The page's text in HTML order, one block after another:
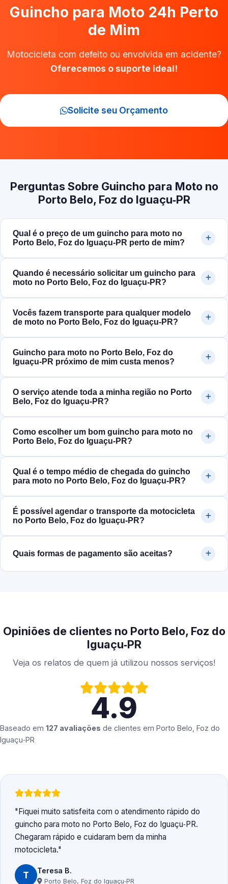
Guincho para Moto 24h Perto
de Mim
Motocicleta com defeito ou envolvida em acidente?
Oferecemos o suporte ideal!
Solicite seu Orçamento
Perguntas Sobre Guincho para Moto no
Porto Belo, Foz do Iguaçu‑PR
Qual é o preço de um guincho para moto no
Porto Belo, Foz do Iguaçu‑PR perto de mim?
Quando é necessário solicitar um guincho para
moto no Porto Belo, Foz do Iguaçu‑PR?
Vocês fazem transporte para qualquer modelo
de moto no Porto Belo, Foz do Iguaçu‑PR?
Guincho para moto no Porto Belo, Foz do
Iguaçu‑PR próximo de mim custa menos?
O serviço atende toda a minha região no Porto
Belo, Foz do Iguaçu‑PR?
Como escolher um bom guincho para moto no
Porto Belo, Foz do Iguaçu‑PR?
Qual é o tempo médio de chegada do guincho
para moto no Porto Belo, Foz do Iguaçu‑PR?
É possível agendar o transporte da motocicleta
no Porto Belo, Foz do Iguaçu‑PR?
Quais formas de pagamento são aceitas?
Opiniões de clientes no Porto Belo, Foz do
Iguaçu‑PR
Veja os relatos de quem já utilizou nossos serviços!
4.9
Baseado em 127 avaliações de clientes em Porto Belo, Foz do
Iguaçu‑PR
Fiquei muito satisfeita com o atendimento rápido do
guincho para moto no Porto Belo, Foz do Iguaçu‑PR.
Chegaram rápido e cuidaram bem da minha
motocicleta.
T Teresa B.
Porto Belo, Foz do Iguaçu‑PR